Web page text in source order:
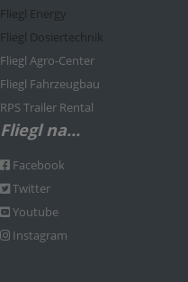
Fliegl Energy
Fliegl Dosiertechnik
Fliegl Agro-Center
Fliegl Fahrzeugbau
RPS Trailer Rental
Fliegl na...
Facebook
Twitter
Youtube
Instagram